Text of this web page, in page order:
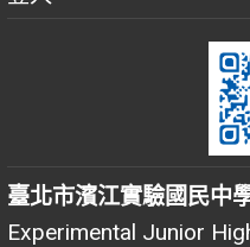
臺北市濱江實驗國民中
Experimental Junior